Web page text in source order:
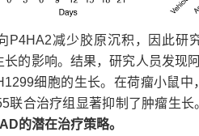
P4HA2减少胶原沉积，因此研
的影响。结果，研究人员发现
细胞的生长。在荷瘤小鼠中
联合治疗组显著抑制了肿瘤生长
的潜在治疗策略。